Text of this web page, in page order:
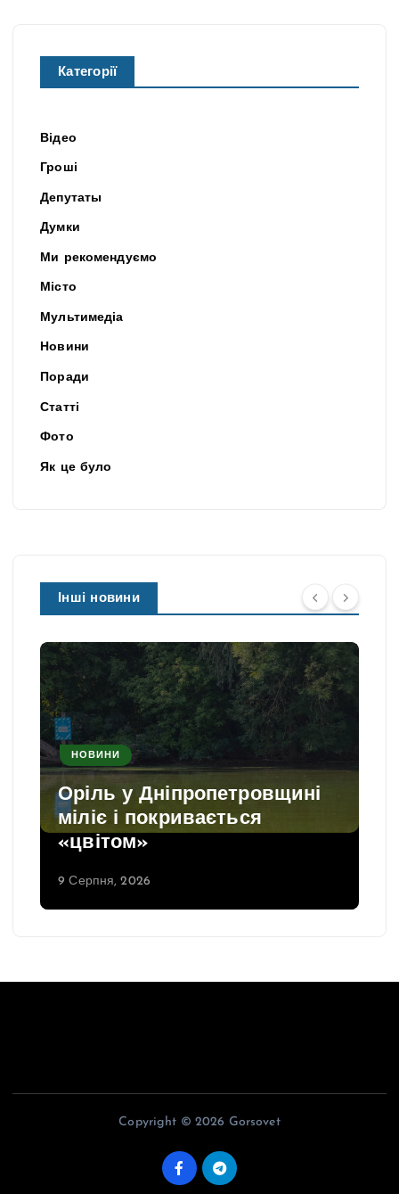
Категорії
Відео
Гроші
Депутаты
Думки
Ми рекомендуємо
Місто
Мультимедіа
Новини
Поради
Статті
Фото
Як це було
Інші новини
НОВИНИ
Оріль у Дніпропетровщині
міліє і покривається
«цвітом»
9 Серпня, 2026
Copyright © 2026 Gorsovet